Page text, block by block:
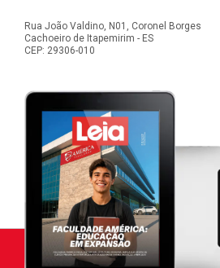
Rua João Valdino, N01, Coronel Borges
Cachoeiro de Itapemirim - ES
CEP: 29306-010